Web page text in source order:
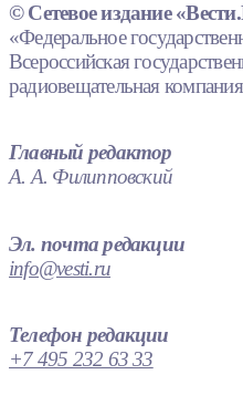
© Сетевое издание
«Федеральное
Всероссийская
радиовещательная
Главный редактор
А. А. Филипповский
Эл. почта редакции
info@vesti.ru
Телефон редакции
+7 495 232 63 33